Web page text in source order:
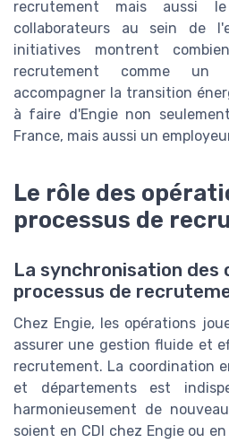
recrutement mais aussi
collaborateurs au sein de
initiatives montrent
recrutement comme
accompagner la transition
à faire d'Engie non
France, mais aussi un
Le rôle des
processus de
La synchronisation des
processus de
Chez Engie, les opérations
assurer une gestion fluide et
recrutement. La coordination
et départements est
harmonieusement de
soient en CDI chez Engie ou